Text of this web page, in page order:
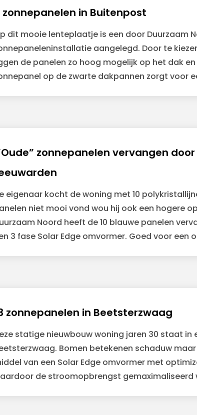
zonnepanelen in Buitenpost
dit mooie lenteplaatje is een door Duurzaam
aangelegd. Door te
de panelen zo hoog mogelijk op het dak
op de zwarte dakpannen zorgt voor
zonnepanelen vervangen
eigenaar kocht de woning met 10
niet mooi vond wou hij ook een hogere
Noord heeft de 10 blauwe panelen
3 fase Solar Edge omvormer. Goed voor een
zonnepanelen in Beetsterzwaag
statige nieuwbouw woning jaren 30 staat
Bomen betekenen schaduw
van een Solar Edge omvormer met
de stroomopbrengst gemaximaliseerd